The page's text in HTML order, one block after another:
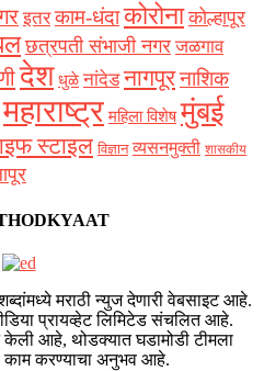
इतर काम-धंदाकोरोना कोल्हापूर
छत्रपती संभाजी नगर जळगाव
देश धुळे नांदेड नागपूरनाशिक
महाराष्ट्र महिला विशेष मुंबई
स्टाइल विज्ञान व्यसनमुक्ती शासकीय
मराठी न्युज देणारी वेबसाइट आहे.
प्रायव्हेट लिमिटेड संचलित आहे.
केली आहे, थोडक्यात घडामोडी टीमला
काम करण्याचा अनुभव आहे.